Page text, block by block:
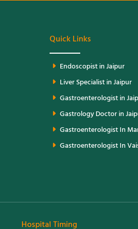
Quick Links
Endoscopist in Jaipur
Liver Specialist in Jaipur
Gastroenterologist in
Gastrology Doctor in
Gastroenterologist In
Gastroenterologist In
Hospital Timing